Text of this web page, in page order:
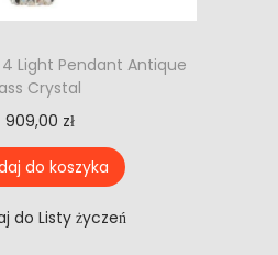
Light Pendant Antique
Crystal
909,00 zł
do koszyka
do Listy życzeń